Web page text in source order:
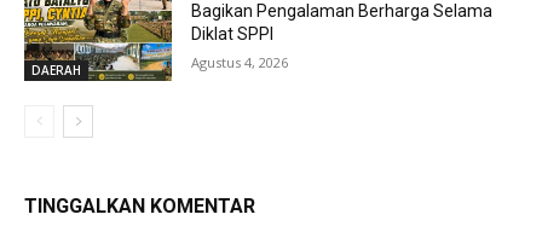
DAERAH
Bagikan Pengalaman Berharga Selama
Diklat SPPI
Agustus 4, 2026
TINGGALKAN KOMENTAR